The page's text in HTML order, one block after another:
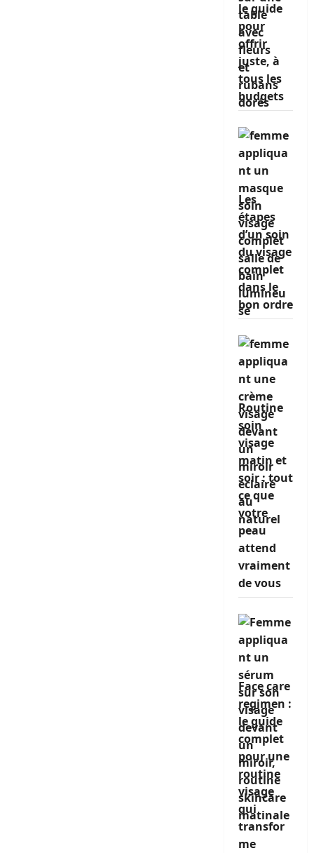
le guide
pour
offrir
juste, à
tous les
budgets
Les
étapes
d’un soin
du visage
complet
dans le
bon ordre
Routine
soin
visage
matin et
soir : tout
ce que
votre
peau
attend
vraiment
de vous
Face care
regimen :
le guide
complet
pour une
routine
visage
qui
transfor
me